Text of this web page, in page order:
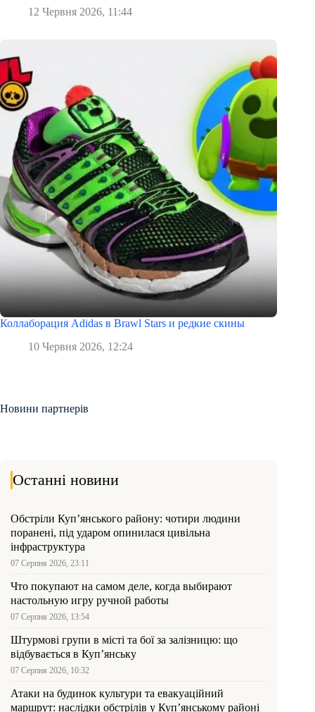
12 Червня 2026, 11:44
Коллаборация Adidas в Brawl Stars и редкие скины
10 Червня 2026, 12:24
Новини партнерів
Останні новини
Обстріли Куп’янського району: чотири людини
поранені, під ударом опинилася цивільна
інфраструктура
07 Серпня 2026, 23:11
Что покупают на самом деле, когда выбирают
настольную игру ручной работы
07 Серпня 2026, 13:54
Штурмові групи в місті та бої за залізницю: що
відбувається в Куп’янську
07 Серпня 2026, 10:32
Атаки на будинок культури та евакуаційний
маршрут: наслідки обстрілів у Куп’янському районі